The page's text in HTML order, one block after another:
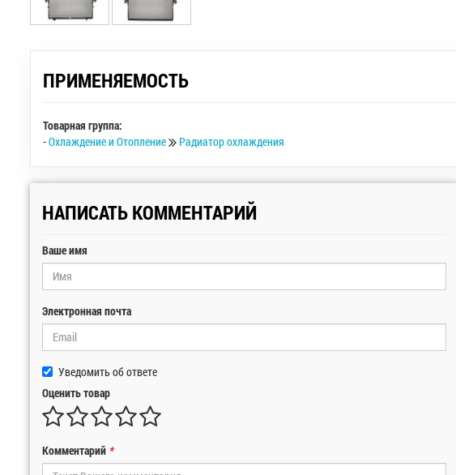
ПРИМЕНЯЕМОСТЬ
Товарная группа:
-Охлаждение и Отопление Радиатор охлаждения
НАПИСАТЬ КОММЕНТАРИЙ
Ваше имя
Электронная почта
Уведомить об ответе
Оценить товар
Комментарий *